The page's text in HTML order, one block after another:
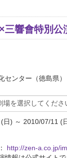
三響會特別公
センター （徳島県）
日) ～ 2010/07/11 (
http://zen-a.co.jp/